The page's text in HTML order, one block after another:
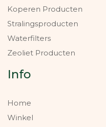
Koperen Producten
Stralingsproducten
Waterfilters
Zeoliet Producten
Info
Home
Winkel